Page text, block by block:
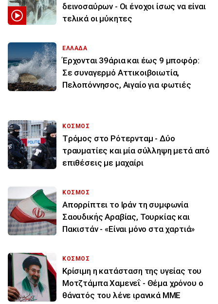
δεινοσαύρων - Οι ένοχοι ίσως να είναι
τελικά οι μύκητες
ΕΛΛΑΔΑ
Έρχονται 39άρια και έως 9 μποφόρ:
Σε συναγερμό Αττικοιβοιωτία,
Πελοπόννησος, Αιγαίο για φωτιές
ΚΟΣΜΟΣ
Tρόμος στο Ρότερνταμ - Δύο
τραυματίες και μία σύλληψη μετά από
επιθέσεις με μαχαίρι
ΚΟΣΜΟΣ
Απορρίπτει το Ιράν τη συμφωνία
Σαουδικής Αραβίας, Τουρκίας και
Πακιστάν - «Είναι μόνο στα χαρτιά»
ΚΟΣΜΟΣ
Κρίσιμη η κατάσταση της υγείας του
Μοτζτάμπα Χαμενεΐ - Θέμα χρόνου ο
θάνατός του λένε ιρανικά ΜΜΕ